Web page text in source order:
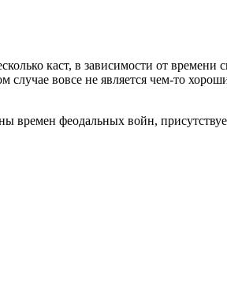
каст, в зависимости от
вовсе не является чем-то
времен феодальных войн,